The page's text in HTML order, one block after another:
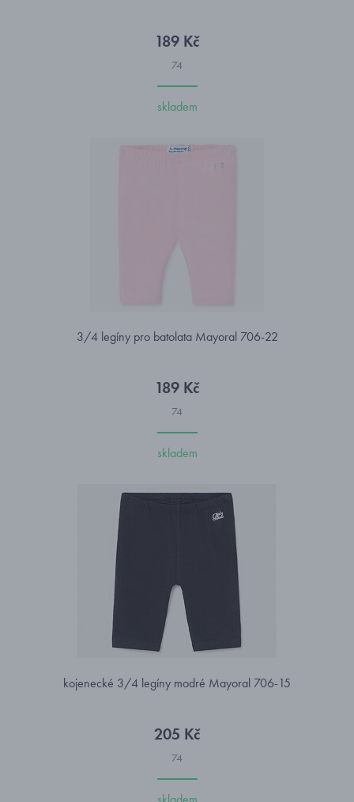
189 Kč
74
skladem
3/4 legíny pro batolata Mayoral 706-22
189 Kč
74
skladem
kojenecké 3/4 legíny modré Mayoral 706-15
205 Kč
74